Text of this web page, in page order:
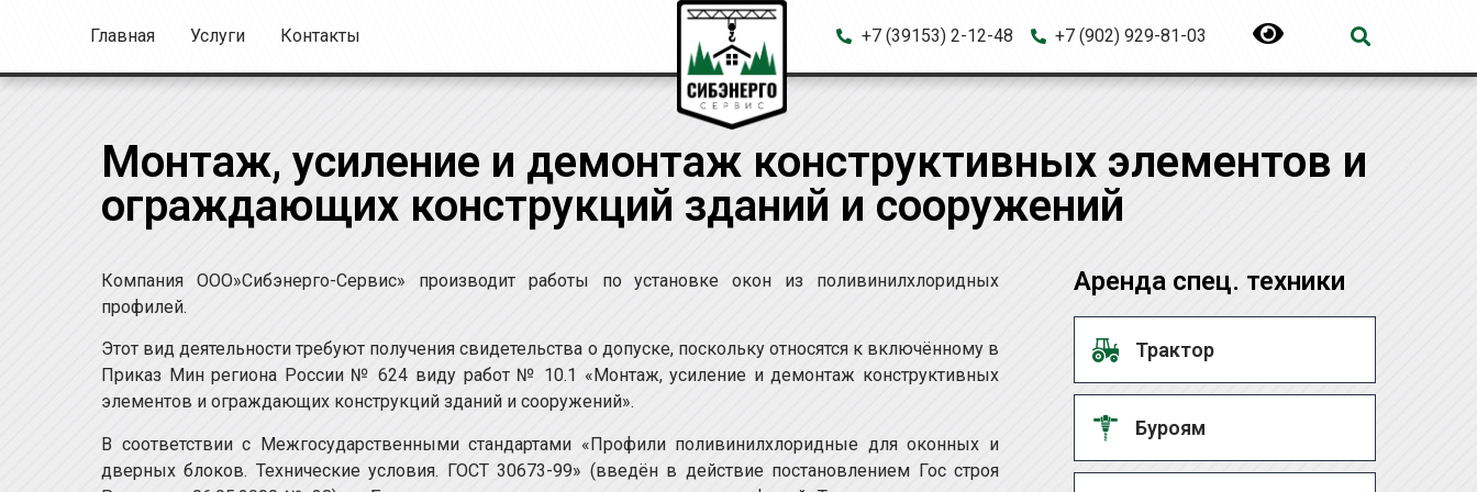
Главная Услуги Контакты +7 (39153) 2-12-48 +7 (902) 929-81-03
Монтаж, усиление и демонтаж конструктивных элементов и
ограждающих конструкций зданий и сооружений
Компания ООО»Сибэнерго-Сервис» производит работы по установке окон из поливинилхлоридных
профилей.
Этот вид деятельности требуют получения свидетельства о допуске, поскольку относятся к включённому в
Приказ Мин региона России № 624 виду работ № 10.1 «Монтаж, усиление и демонтаж конструктивных
элементов и ограждающих конструкций зданий и сооружений».
В соответствии с Межгосударственными стандартами «Профили поливинилхлоридные для оконных и
дверных блоков. Технические условия. ГОСТ 30673-99» (введён в действие постановлением Гос строя
Аренда спец. техники
Трактор
Буроям